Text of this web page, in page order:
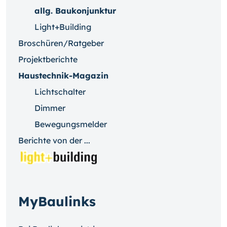
allg. Baukonjunktur
Light+Building
Broschüren/Ratgeber
Projektberichte
Haustechnik-Magazin
Lichtschalter
Dimmer
Bewegungsmelder
Berichte von der ...
MyBaulinks